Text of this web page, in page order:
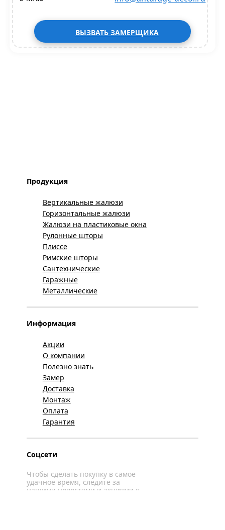
ВЫЗВАТЬ ЗАМЕРЩИКА
Продукция
Вертикальные жалюзи
Горизонтальные жалюзи
Жалюзи на пластиковые окна
Рулонные шторы
Плиссе
Римские шторы
Сантехнические
Гаражные
Металлические
Информация
Акции
О компании
Полезно знать
Замер
Доставка
Монтаж
Оплата
Гарантия
Соцсети
Чтобы сделать покупку в самое
удачное время, следите за
нашими новостями и акциями в